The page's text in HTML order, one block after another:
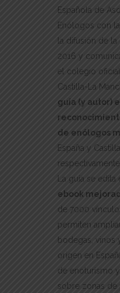
Española de
Enólogos con
la difusión de
2016 y
el colegio
Castilla-La
guía (y autor)
de enólogos
España y
respectivamente.
La guía se
ebook
de 7000
permiten
bodegas, vinos
origen en
de enoturismo
sobre zonas de